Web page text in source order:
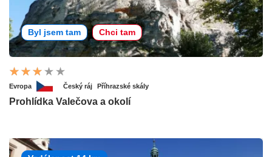
Byl jsem tam Chci tam
Evropa Český ráj Příhrazské skály
Prohlídka Valečova a okolí